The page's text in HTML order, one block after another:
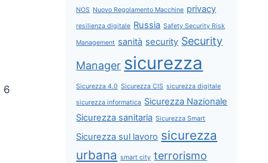
6
NOS Nuovo Regolamento Macchine privacy
resilienza digitale Russia Safety Security Risk
Management sanità security Security
Manager sicurezza
Sicurezza 4.0 Sicurezza CIS sicurezza digitale
sicurezza informatica Sicurezza Nazionale
Sicurezza sanitaria Sicurezza Smart
Sicurezza sul lavoro sicurezza
urbana smart city terrorismo